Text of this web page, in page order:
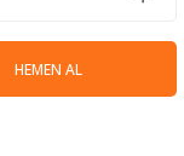
HEMEN AL